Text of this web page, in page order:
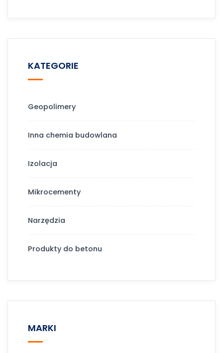
KATEGORIE
Geopolimery
Inna chemia budowlana
Izolacja
Mikrocementy
Narzędzia
Produkty do betonu
MARKI